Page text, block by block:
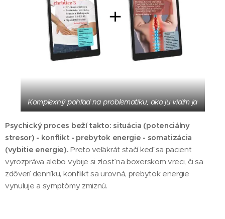
Komplexný pohľad na problematiku, ako ju vidím ja
Psychický proces beží takto: situácia (potenciálny
stresor) - konflikt - prebytok energie - somatizácia
(vybitie energie). Preto veľakrát stačí keď sa pacient
vyrozpráva alebo vybije si zlosť na boxerskom vreci, či sa
zdôverí denníku, konflikt sa urovná, prebytok energie
vynuluje a symptómy zmiznú.